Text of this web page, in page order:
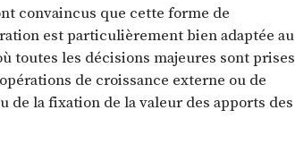
convaincus que cette forme de
est particulièrement bien adaptée au
toutes les décisions majeures sont prises
de croissance externe ou de
de la fixation de la valeur des apports des